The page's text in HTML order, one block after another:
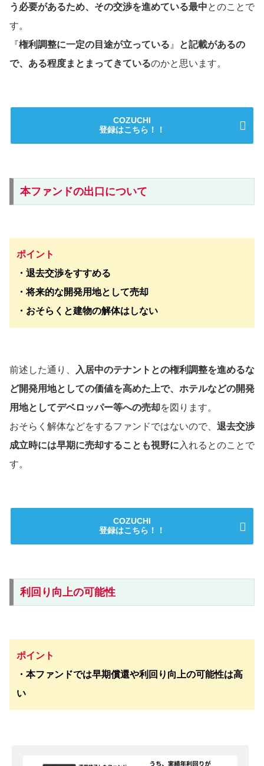
う必要があるため、その交渉を進めている最中とのことで
す。
『権利調整に一定の目途が立っている 』
と記載があるの
で、ある程度まとまってきているのかと思います。
COZUCHI
登録はこちら！！
本ファンドの出口について
ポイント
・退去交渉をすすめる
・将来的な開発用地として売却
・おそらくと建物の解体はしない
前述した通り、
入居中のテナントとの権利調整を進めるな
ど開発用地としての価値を高めた上で、ホテルなどの開発
用地としてデベロッパー等への売却を図ります。
おそらく解体などをするファンドではないので、 退去交渉
成立時には早期に売却することも視野に 入れるとのことで
す。
COZUCHI
登録はこちら！！
利回り向上の可能性
ポイント
・本ファンドでは早期償還や利回り向上の可能性は高
い